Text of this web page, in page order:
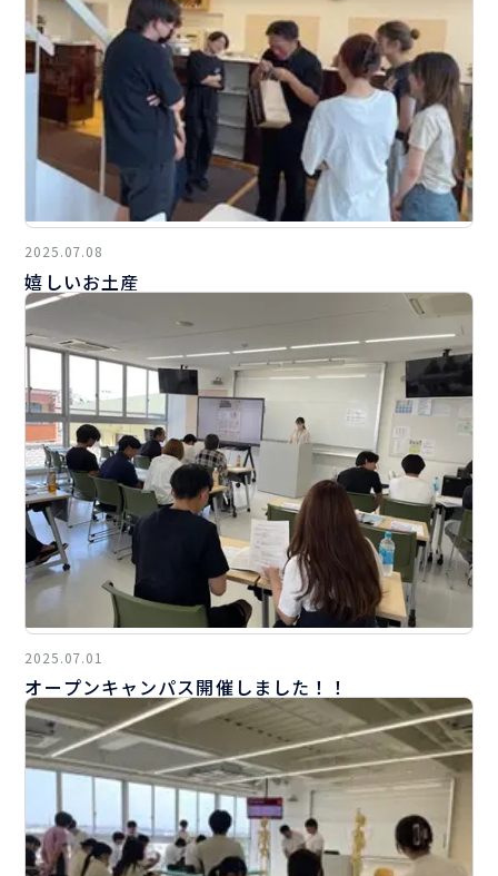
2025.07.08
嬉しいお土産
2025.07.01
オープンキャンパス開催しました！！